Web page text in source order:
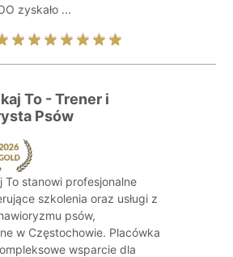
zyskało ...
To - Trener i
Psów
To stanowi profesjonalne
szkolenia oraz usługi z
psów,
w Częstochowie. Placówka
wsparcie dla